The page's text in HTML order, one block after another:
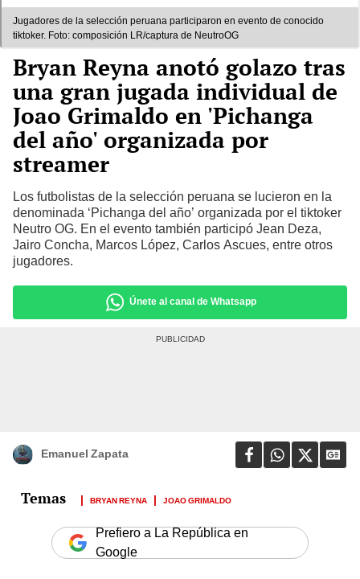
Jugadores de la selección peruana participaron en evento de conocido
tiktoker. Foto: composición LR/captura de NeutroOG
Bryan Reyna anotó golazo tras
una gran jugada individual de
Joao Grimaldo en 'Pichanga
del año' organizada por
streamer
Los futbolistas de la selección peruana se lucieron en la
denominada ‘Pichanga del año’ organizada por el tiktoker
Neutro OG. En el evento también participó Jean Deza,
Jairo Concha, Marcos López, Carlos Ascues, entre otros
jugadores.
Únete al canal de Whatsapp
Emanuel Zapata
BRYAN REYNA JOAO GRIMALDO
Prefiero a La República en
Google